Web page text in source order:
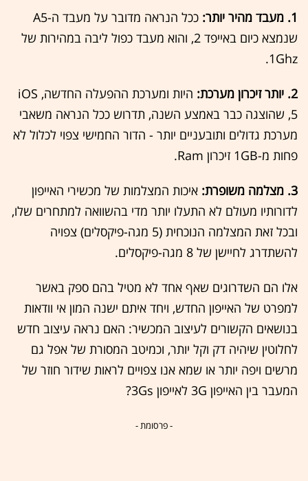
1. מעבד מהיר יותר:
ככל הנראה מדובר על מעבד ה-A5
שנמצא כיום באייפד 2, והוא מעבד כפול ליבה במהירות של
1Ghz.
2. יותר זיכרון מערכת:
היות ומערכת ההפעלה החדשה, iOS
5, שהוצגה כבר באמצע השנה, תדרוש ככל הנראה משאבי
מערכת גדולים ותובעניים יותר - הדור החמישי צפוי לכלול לא
פחות מ-1GB זיכרון Ram.
3. מצלמה משופרת:
איכות המצלמות של מכשירי האייפון
לדורותיו מעולם לא התעלו יותר מדי בהשוואה למתחרים שלו,
ובכל זאת המצלמה הנוכחית (5 מגה-פיקסלים) צפויה
להשתדרג לחיישן של 8 מגה-פיקסלים.
אלו הם השדרוגים שאף אחד לא מטיל בהם ספק באשר
למפרט של האייפון החדש, ויחד איתם ישנה המון אי וודאות
בנושאים הקשורים לעיצוב המכשיר: האם נראה עיצוב חדש
לחלוטין שיהיה דק וקל יותר, וכמיטב המסורת של אפל גם
מרשים ויפה יותר או שמא אנו צפויים לראות שידור חוזר של
המעבר בין האייפון 3G לאייפון 3Gs?
- פרסומת -